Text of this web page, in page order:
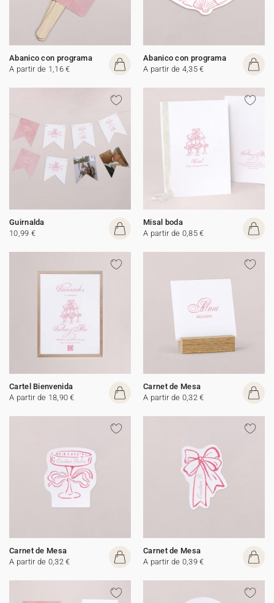
Abanico con programa
A partir de 1,16 €
Abanico con programa
A partir de 4,35 €
Guirnalda
10,99 €
Misal boda
A partir de 0,85 €
Cartel Bienvenida
A partir de 18,90 €
Carnet de Mesa
A partir de 0,32 €
Carnet de Mesa
A partir de 0,32 €
Carnet de Mesa
A partir de 0,39 €